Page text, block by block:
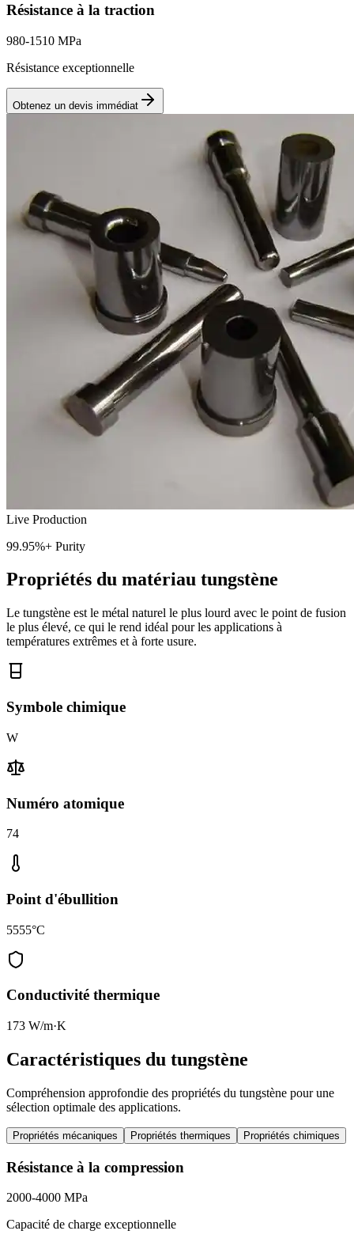
Résistance à la traction
980-1510 MPa
Résistance exceptionnelle
Obtenez un devis immédiat
Live Production
99.95%+ Purity
Propriétés du matériau tungstène
Le tungstène est le métal naturel le plus lourd avec le point de fusion
le plus élevé, ce qui le rend idéal pour les applications à
températures extrêmes et à forte usure.
Symbole chimique
W
Numéro atomique
74
Point d'ébullition
5555°C
Conductivité thermique
173 W/m·K
Caractéristiques du tungstène
Compréhension approfondie des propriétés du tungstène pour une
sélection optimale des applications.
Propriétés mécaniques Propriétés thermiques Propriétés chimiques
Résistance à la compression
2000-4000 MPa
Capacité de charge exceptionnelle